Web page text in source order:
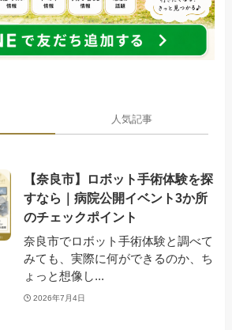
人気記事
【奈良市】ロボット手術体験を探
すなら｜病院公開イベント3か所
のチェックポイント
奈良市でロボット手術体験と調べて
みても、実際に何ができるのか、ち
ょっと想像し...
2026年7月4日